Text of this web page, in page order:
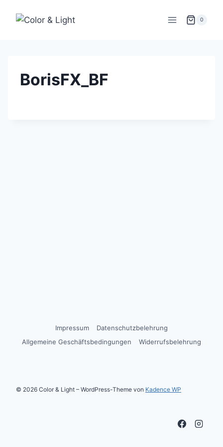
Inhalt
0
BorisFX_BF
Impressum
Datenschutzbelehrung
Allgemeine Geschäftsbedingungen
Widerrufsbelehrung
© 2026 Color & Light – WordPress-Theme von Kadence WP